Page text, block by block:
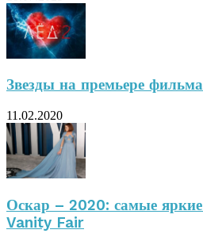
Звезды на премьере
11.02.2020
Оскар – 2020: самые яркие
Vanity Fair